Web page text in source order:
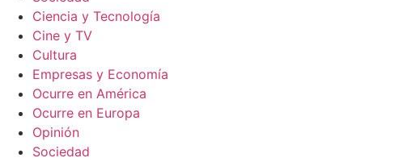
Ciencia y Tecnología
Cine y TV
Cultura
Empresas y Economía
Ocurre en América
Ocurre en Europa
Opinión
Sociedad